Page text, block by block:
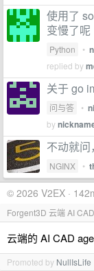
使用了
变慢了呢
Python •
replied by
关于 go
问与答 •
by
不动就
NGINX •
© 2026 V2EX ·
Forgent3D 云端 AI CAD
云端的 AI CAD
Promoted by NullIsLife